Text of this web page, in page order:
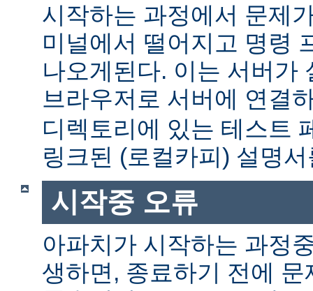
시작하는 과정에서 문제
미널에서 떨어지고 명령
나오게된다. 이는 서버가
브라우저로 서버에 연결
디렉토리에 있는 테스트
링크된 (로컬카피) 설명
시작중 오류
아파치가 시작하는 과정
생하면, 종료하기 전에